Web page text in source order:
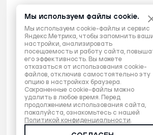
Мы используем файлы cookie.
Мы используем cookie-файлы и сервис
Яндекс.Метрика, чтобы запомнить
настройки, анализировать
посещаемость и работу сайта,
его эффективность. Вы можете
отказаться от использования cookie-
файлов, отключив самостоятельно эту
опцию в настройках браузера.
Сохраненные cookie-файлы можно
удалить в любое время. Перед
продолжением использования сайта,
пожалуйста, ознакомьтесь с нашей
Политикой конфиденциальности.